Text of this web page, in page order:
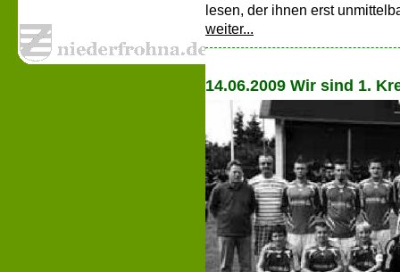
lesen, der ihnen erst
weiter...
14.06.2009 Wir sind 1.